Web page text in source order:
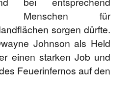
Menschen für
sorgen dürfte.
Johnson als Held
einen starken Job und
Feuerinfernos auf den